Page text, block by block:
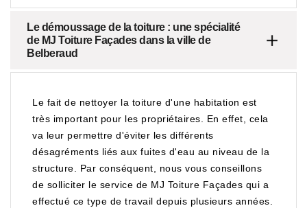
Le démoussage de la toiture : une spécialité
de MJ Toiture Façades dans la ville de
Belberaud
Le fait de nettoyer la toiture d'une habitation est
très important pour les propriétaires. En effet, cela
va leur permettre d'éviter les différents
désagréments liés aux fuites d'eau au niveau de la
structure. Par conséquent, nous vous conseillons
de solliciter le service de MJ Toiture Façades qui a
effectué ce type de travail depuis plusieurs années.